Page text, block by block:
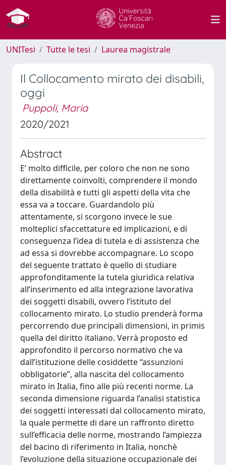
UNITesi Tutte le tesi Laurea magistrale
Il Collocamento mirato dei disabili,
oggi
Puppoli, Maria
2020/2021
Abstract
E’ molto difficile, per coloro che non ne sono
direttamente coinvolti, comprendere il mondo
della disabilità e tutti gli aspetti della vita che
essa va a toccare. Guardandolo più
attentamente, si scorgono invece le sue
molteplici sfaccettature ed implicazioni, e di
conseguenza l’idea di tutela e di assistenza che
ad essa si dovrebbe accompagnare. Lo scopo
del seguente trattato è quello di studiare
approfonditamente la tutela giuridica relativa
all’inserimento ed alla integrazione lavorativa
dei soggetti disabili, ovvero l’istituto del
collocamento mirato. Lo studio prenderà forma
percorrendo due principali dimensioni, in primis
quella del diritto italiano. Verrà proposto ed
approfondito il percorso normativo che va
dall’istituzione delle cosiddette “assunzioni
obbligatorie”, alla nascita del collocamento
mirato in Italia, fino alle più recenti norme. La
seconda dimensione riguarda l’analisi statistica
dei soggetti interessati dal collocamento mirato,
la quale permette di dare un raffronto diretto
sull’efficacia delle norme, mostrando l’ampiezza
del bacino di riferimento in Italia, nonchè
l’evoluzione della situazione occupazionale dei